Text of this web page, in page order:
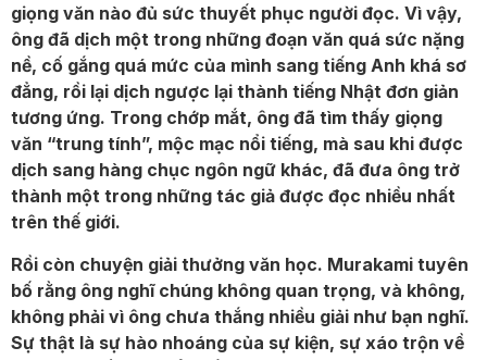
giọng văn nào đủ sức thuyết phục người đọc. Vì vậy,
ông đã dịch một trong những đoạn văn quá sức nặng
nề, cố gắng quá mức của mình sang tiếng Anh khá sơ
đẳng, rồi lại dịch ngược lại thành tiếng Nhật đơn giản
tương ứng. Trong chớp mắt, ông đã tìm thấy giọng
văn “trung tính”, mộc mạc nổi tiếng, mà sau khi được
dịch sang hàng chục ngôn ngữ khác, đã đưa ông trở
thành một trong những tác giả được đọc nhiều nhất
trên thế giới.
Rồi còn chuyện giải thưởng văn học. Murakami tuyên
bố rằng ông nghĩ chúng không quan trọng, và không,
không phải vì ông chưa thắng nhiều giải như bạn nghĩ.
Sự thật là sự hào nhoáng của sự kiện, sự xáo trộn về